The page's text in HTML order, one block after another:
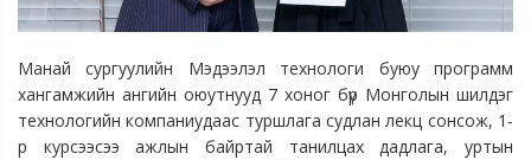
Манай сургуулийн Мэдээлэл технологи буюу программ
хангамжийн ангийн оюутнууд 7 хоног бүр Монголын шилдэг
технологийн компаниудаас туршлага судлан лекц сонсож, 1-
р курсээсээ ажлын байртай танилцах дадлага, уртын